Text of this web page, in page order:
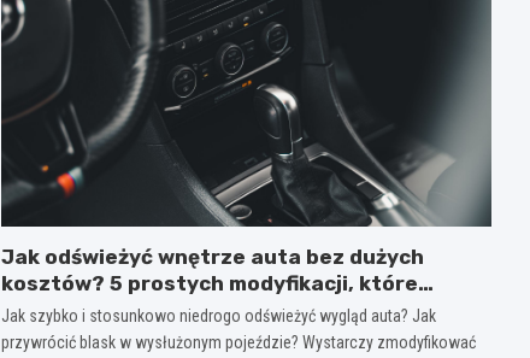
Jak odświeżyć wnętrze auta bez dużych
kosztów? 5 prostych modyfikacji, które
poprawiają wygląd kokpitu i lewarka zmiany
biegów
Jak szybko i stosunkowo niedrogo odświeżyć wygląd auta? Jak
przywrócić blask w wysłużonym pojeździe? Wystarczy zmodyfikować